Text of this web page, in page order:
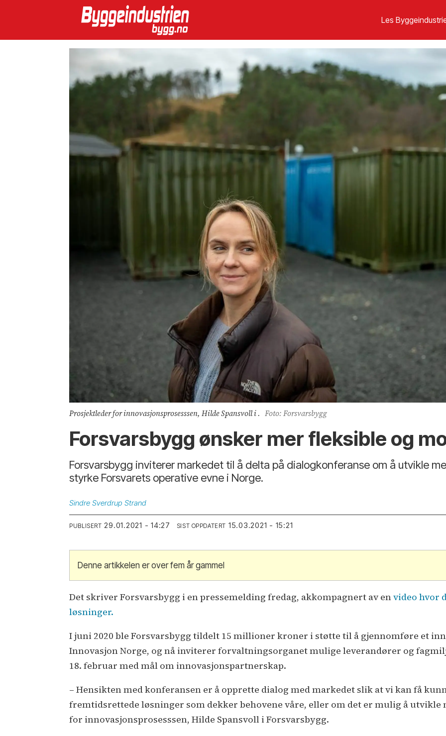
Les
Prosjektleder for innovasjonsprosesssen, Hilde Spansvoll i . Foto: Forsvarsbygg
Forsvarsbygg ønsker mer fleksible og
Forsvarsbygg inviterer markedet til å delta på dialogkonferanse om å utvikle
styrke Forsvarets operative evne i Norge.
Sindre Sverdrup Strand
PUBLISERT 29.01.2021 - 14:27 SIST OPPDATERT 15.03.2021 - 15:21
Denne artikkelen er over fem år gammel
Det skriver Forsvarsbygg i en pressemelding fredag, akkompagnert av envideo hvor
løsninger.
I juni 2020 ble Forsvarsbygg tildelt 15 millioner kroner i støtte til å gjennomføre et
Innovasjon Norge, og nå inviterer forvaltningsorganet mulige leverandører og
18. februar med mål om innovasjonspartnerskap.
– Hensikten med konferansen er å opprette dialog med markedet slik at vi kan få
fremtidsrettede løsninger som dekker behovene våre, eller om det er mulig å utvikle
for innovasjonsprosesssen, Hilde Spansvoll i Forsvarsbygg.